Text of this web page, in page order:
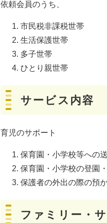
依頼会員のうち、
市民税非課税世帯
生活保護世帯
多子世帯
ひとり親世帯
サービス内容
育児のサポート
保育園・小学校等への
保育園・小学校の登園
保護者の外出の際の預
ファミリー・